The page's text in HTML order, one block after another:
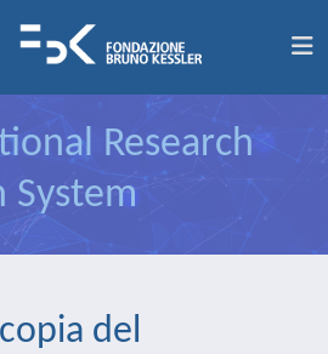
Research
System
del